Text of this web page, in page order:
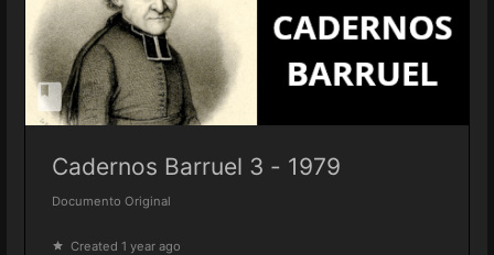
Cadernos Barruel 3 - 1979
Documento Original
Created 1 year ago